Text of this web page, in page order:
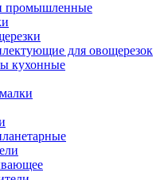
промышленные
для овощерезок
кухонные